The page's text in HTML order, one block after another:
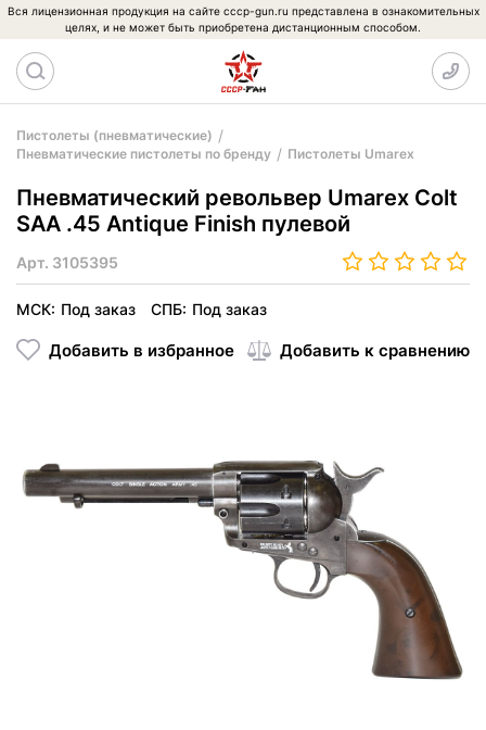
Вся лицензионная продукция на сайте cccp-gun.ru представлена в ознакомительных
целях, и не может быть приобретена дистанционным способом.
Пистолеты (пневматические)
Пневматические пистолеты по бренду
Пистолеты Umarex
Пневматический револьвер Umarex Colt
SAA .45 Antique Finish пулевой
Арт. 3105395
МСК: Под заказ СПБ: Под заказ
Добавить в избранное Добавить к сравнению